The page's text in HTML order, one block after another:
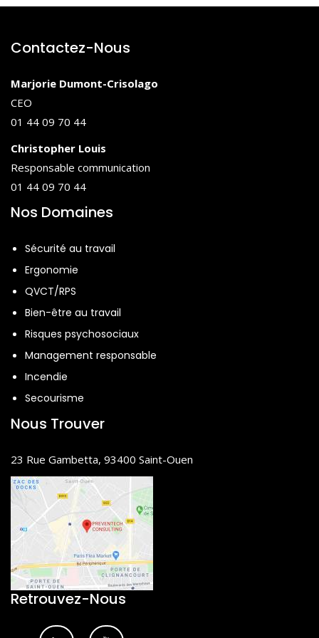
• Comment agir pour la prévention de ces risques ?
• Conseils en terme d’hygiène de vie
Contactez-Nous
Marjorie Dumont-Crisolago
CEO
01 44 09 70 44
Christopher Louis
Responsable communication
01 44 09 70 44
Nos Domaines
Sécurité au travail
Ergonomie
QVCT/RPS
Bien-être au travail
Risques psychosociaux
Management responsable
Incendie
Secourisme
Nous Trouver
23 Rue Gambetta, 93400 Saint-Ouen
Retrouvez-Nous